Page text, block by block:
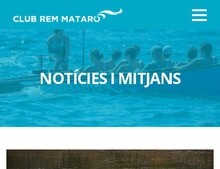
NOTÍCIES I MITJANS